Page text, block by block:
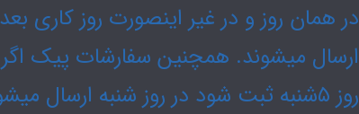
در همان روز و در غیر اینصورت روز کاری
ارسال میشوند. همچنین سفارشات پیک
روز ۵شنبه ثبت شود در روز شنبه ارسال میشود.